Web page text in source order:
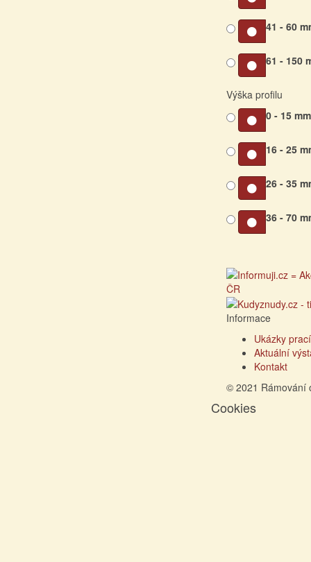
41 - 60
61 - 150
Výška profilu
0 - 15
16 - 25
26 - 35
36 - 70
Informace
Ukázky prací
Aktuální
Kontakt
© 2021 Rámování
Cookies